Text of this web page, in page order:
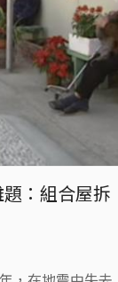
：組合屋拆